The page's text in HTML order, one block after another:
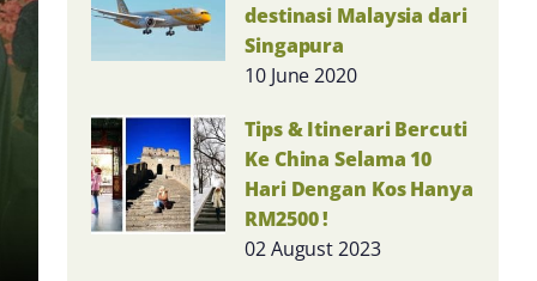
destinasi Malaysia dari
Singapura
10 June 2020
Tips & Itinerari Bercuti
Ke China Selama 10
Hari Dengan Kos Hanya
RM2500 !
02 August 2023